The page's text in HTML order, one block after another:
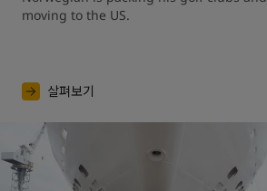
moving to the US.
살펴보기